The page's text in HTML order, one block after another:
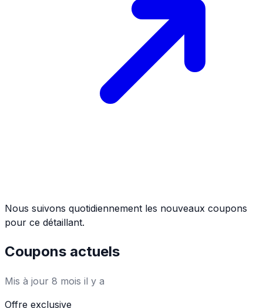
Nous suivons quotidiennement les nouveaux coupons
pour ce détaillant.
Coupons actuels
Mis à jour 8 mois il y a
Offre exclusive